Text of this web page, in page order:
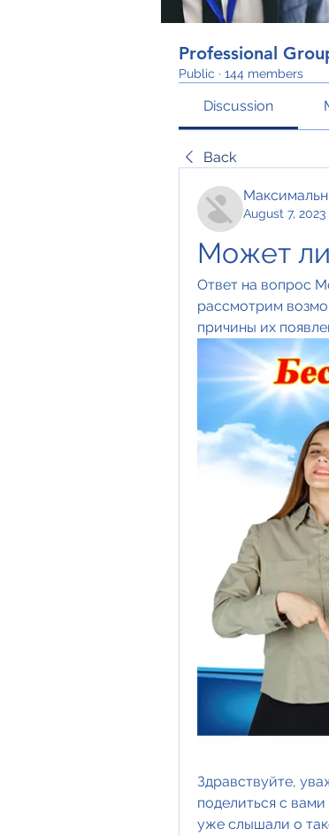
Professional
Public · 144 members
Discussion
Back
August 7, 2023
Может ли
Ответ на вопрос
рассмотрим
причины их
Здравствуйте,
поделиться с
уже слышали о